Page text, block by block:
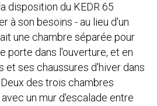
disposition du KEDR 65
à son besoins - au lieu d'un
une chambre séparée pour
porte dans l'ouverture, et en
et ses chaussures d'hiver dans
des trois chambres
un mur d'escalade entre